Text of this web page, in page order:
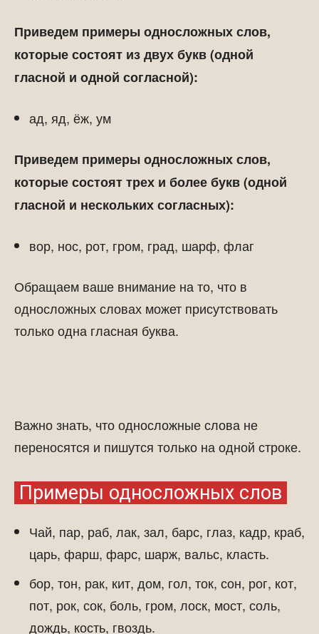
Приведем примеры односложных слов,
которые состоят из двух букв (одной
гласной и одной согласной):
ад, яд, ёж, ум
Приведем примеры односложных слов,
которые состоят трех и более букв (одной
гласной и нескольких согласных):
вор, нос, рот, гром, град, шарф, флаг
Обращаем ваше внимание на то, что в
односложных словах может присутствовать
только одна гласная буква.
Важно знать, что односложные слова не
переносятся и пишутся только на одной строке.
Примеры односложных слов
Чай, пар, раб, лак, зал, барс, глаз, кадр, краб,
царь, фарш, фарс, шарж, вальс, класть.
бор, тон, рак, кит, дом, гол, ток, сон, рог, кот,
пот, рок, сок, боль, гром, лоск, мост, соль,
дождь, кость, гвоздь.